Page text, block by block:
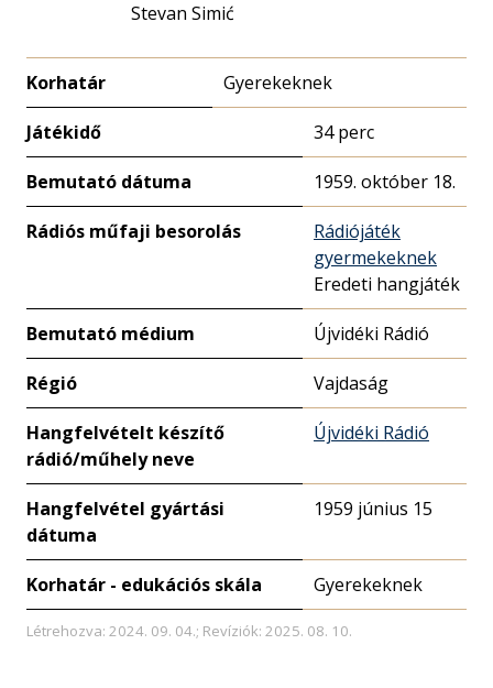
Stevan Simić
Korhatár Gyerekeknek
Játékidő 34 perc
Bemutató dátuma 1959. október 18.
Rádiós műfaji besorolás
Rádiójáték
gyermekeknek
Eredeti hangjáték
Bemutató médium Újvidéki Rádió
Régió Vajdaság
Hangfelvételt készítő
rádió/műhely neve
Újvidéki Rádió
Hangfelvétel gyártási
dátuma
1959 június 15
Korhatár - edukációs skála Gyerekeknek
Létrehozva: 2024. 09. 04.; Revíziók: 2025. 08. 10.